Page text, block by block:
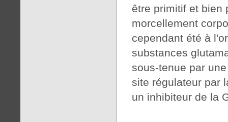
être primitif et bien
morcellement
cependant été à
substances
sous-tenue par
site régulateur par
un inhibiteur de la